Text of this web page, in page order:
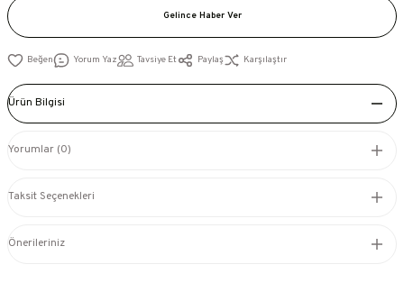
Gelince Haber Ver
Yorum Yaz Tavsiye Et Paylaş Karşılaştır
Ürün Bilgisi
Yorumlar (0)
Taksit Seçenekleri
Önerileriniz